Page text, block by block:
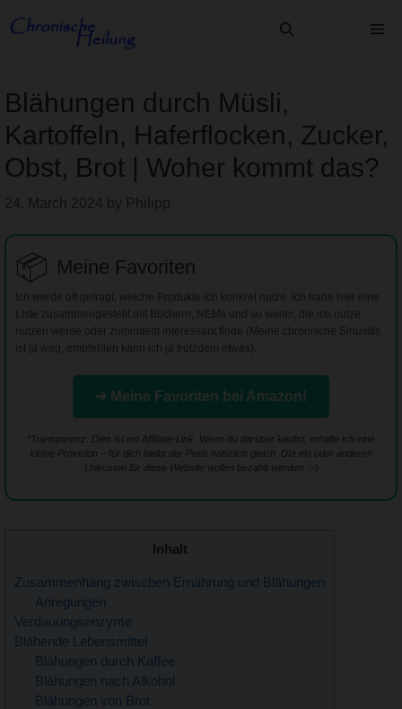
Blähungen durch Müsli,
Kartoffeln, Haferflocken, Zucker,
Obst, Brot | Woher kommt das?
24. March 2024 by Philipp
📦 Meine Favoriten
Ich werde oft gefragt, welche Produkte ich konkret nutze. Ich habe hier eine
LIste zusammengestellt mit Büchern, NEMs und so weiter, die ich nutze,
nutzen werde oder zumindest interessant finde (Meine chronische Sinusitis
ist ja weg, empfehlen kann ich ja trotzdem etwas).
➔ Meine Favoriten bei Amazon!
*Transparenz: Dies ist ein Affiliate-Link. Wenn du darüber kaufst, erhalte ich eine
kleine Provision – für dich bleibt der Preis natürlich gleich. DIe ein oder anderen
Unkosten für diese Website wollen bezahlt werden. ;-)
Inhalt
Zusammenhang zwischen Ernährung und Blähungen
Anregungen
Verdauungsenzyme
Blähende Lebensmittel
Blähungen durch Kaffee
Blähungen nach Alkohol
Blähungen von Brot